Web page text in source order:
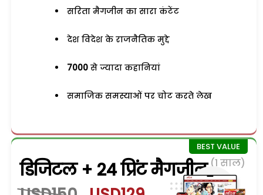
सरिता मैगजीन का सारा कंटेंट
देश विदेश के राजनैतिक मुद्दे
7000 से ज्यादा कहानियां
समाजिक समस्याओं पर चोट करते लेख
डिजिटल + 24 प्रिंट मैगजीन (1 साल)